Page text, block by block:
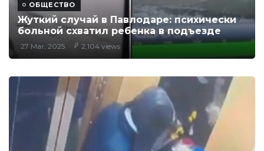
ОБЩЕСТВО
Жуткий случай в Павлодаре: психически
больной схватил ребенка в подъезде
27 Mar, 2025 2,104 views